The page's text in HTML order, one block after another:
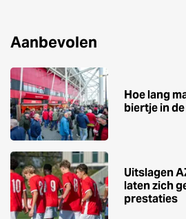
Aanbevolen
Hoe lang
biertje in
Uitslagen
laten zich
prestaties